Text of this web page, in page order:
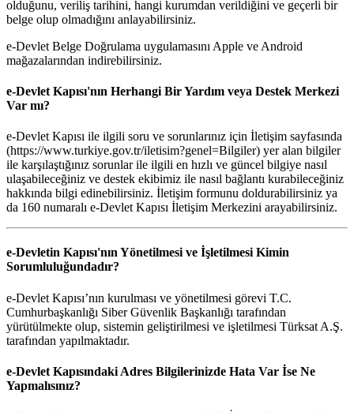
olduğunu, veriliş tarihini, hangi kurumdan verildiğini ve geçerli bir
belge olup olmadığını anlayabilirsiniz.
e-Devlet Belge Doğrulama uygulamasını Apple ve Android
mağazalarından indirebilirsiniz.
e-Devlet Kapısı'nın Herhangi Bir Yardım veya Destek Merkezi
Var mı?
e-Devlet Kapısı ile ilgili soru ve sorunlarınız için İletişim sayfasında
(https://www.turkiye.gov.tr/iletisim?genel=Bilgiler) yer alan bilgiler
ile karşılaştığınız sorunlar ile ilgili en hızlı ve güncel bilgiye nasıl
ulaşabileceğiniz ve destek ekibimiz ile nasıl bağlantı kurabileceğiniz
hakkında bilgi edinebilirsiniz. İletişim formunu doldurabilirsiniz ya
da 160 numaralı e-Devlet Kapısı İletişim Merkezini arayabilirsiniz.
e-Devletin Kapısı'nın Yönetilmesi ve İşletilmesi Kimin
Sorumluluğundadır?
e-Devlet Kapısı’nın kurulması ve yönetilmesi görevi T.C.
Cumhurbaşkanlığı Siber Güvenlik Başkanlığı tarafından
yürütülmekte olup, sistemin geliştirilmesi ve işletilmesi Türksat A.Ş.
tarafından yapılmaktadır.
e-Devlet Kapısındaki Adres Bilgilerinizde Hata Var İse Ne
Yapmalısınız?